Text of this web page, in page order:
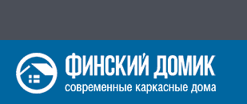
к
содержимому